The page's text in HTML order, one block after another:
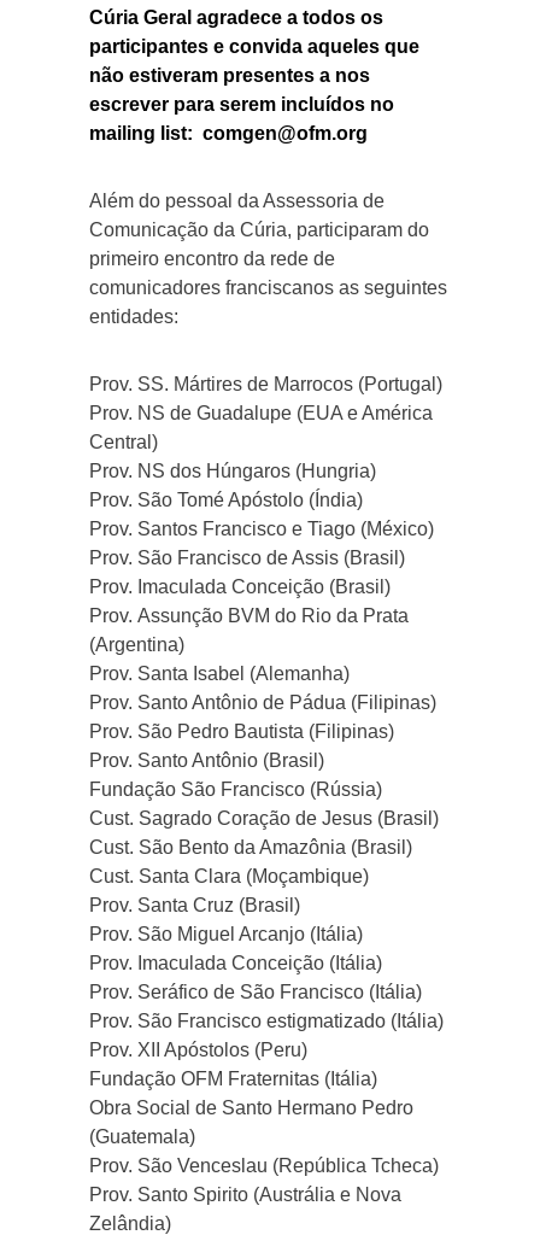
Cúria Geral agradece a todos os
participantes e convida aqueles que
não estiveram presentes a nos
escrever para serem incluídos no
mailing list: comgen@ofm.org
Além do pessoal da Assessoria de
Comunicação da Cúria, participaram do
primeiro encontro da rede de
comunicadores franciscanos as seguintes
entidades:
Prov. SS. Mártires de Marrocos (Portugal)
Prov. NS de Guadalupe (EUA e América
Central)
Prov. NS dos Húngaros (Hungria)
Prov. São Tomé Apóstolo (Índia)
Prov. Santos Francisco e Tiago (México)
Prov. São Francisco de Assis (Brasil)
Prov. Imaculada Conceição (Brasil)
Prov. Assunção BVM do Rio da Prata
(Argentina)
Prov. Santa Isabel (Alemanha)
Prov. Santo Antônio de Pádua (Filipinas)
Prov. São Pedro Bautista (Filipinas)
Prov. Santo Antônio (Brasil)
Fundação São Francisco (Rússia)
Cust. Sagrado Coração de Jesus (Brasil)
Cust. São Bento da Amazônia (Brasil)
Cust. Santa Clara (Moçambique)
Prov. Santa Cruz (Brasil)
Prov. São Miguel Arcanjo (Itália)
Prov. Imaculada Conceição (Itália)
Prov. Seráfico de São Francisco (Itália)
Prov. São Francisco estigmatizado (Itália)
Prov. XII Apóstolos (Peru)
Fundação OFM Fraternitas (Itália)
Obra Social de Santo Hermano Pedro
(Guatemala)
Prov. São Venceslau (República Tcheca)
Prov. Santo Spirito (Austrália e Nova
Zelândia)